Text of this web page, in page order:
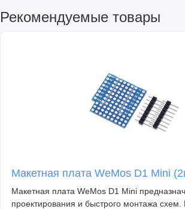
Рекомендуемые товары
Макетная плата WeMos D1 Mini
Макетная плата WeMos D1 Mini
проектирования и быстрого монтажа схем.